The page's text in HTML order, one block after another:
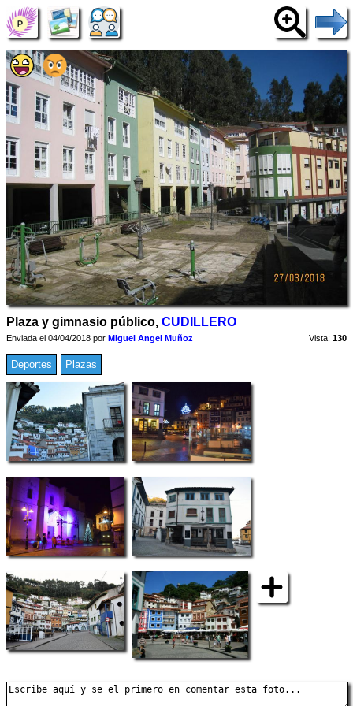
Plaza y gimnasio público, CUDILLERO
Enviada el 04/04/2018 por Miguel Angel Muñoz Vista: 130
Deportes Plazas